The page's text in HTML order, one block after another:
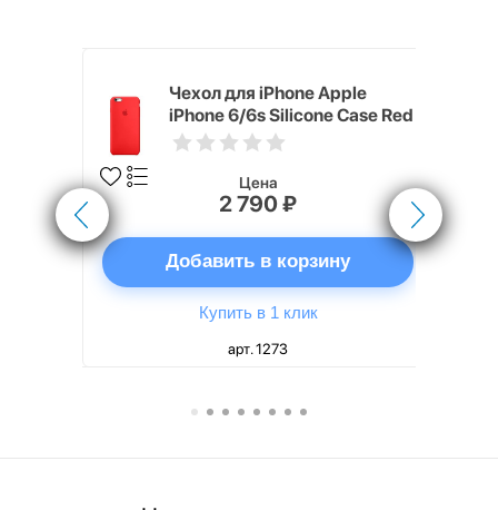
Чехол для iPhone Apple
iPhone 6/6s Silicone Case Red
Цена
2 790 ₽
Добавить в корзину
Купить в 1 клик
арт. 1273